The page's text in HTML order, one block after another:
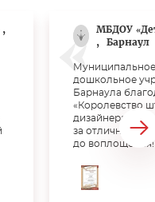
,
МБДОУ
,
Барнаул
дошкольное
Барнаула
«Королевство
дизайнера
за отличную
до